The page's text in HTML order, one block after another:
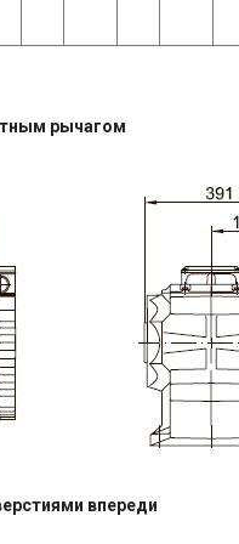
рычагом
впереди